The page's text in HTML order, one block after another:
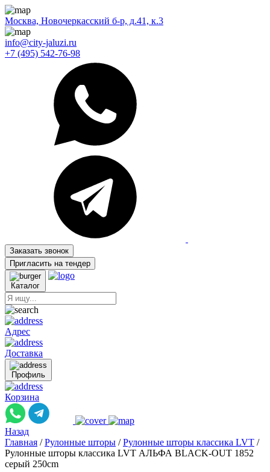
Москва, Новочеркасский б-р, д.41, к.3
info@city-jaluzi.ru
+7 (495) 542-76-98
Заказать звонок
Пригласить на тендер
Каталог
Адрес
Доставка
Профиль
Корзина
Назад
Главная / Рулонные шторы / Рулонные шторы классика LVT /
Рулонные шторы классика LVT АЛЬФА BLACK-OUT 1852
серый 250cm